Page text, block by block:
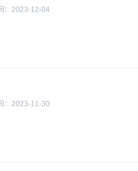
： 2023-12-04
： 2023-11-30